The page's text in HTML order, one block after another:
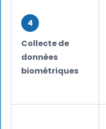
4
Collecte de
données
biométriques